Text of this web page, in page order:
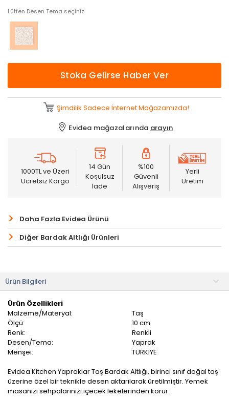
Lütfen Desen Tema seçiniz
Stoka Gelirse Haber Ver
Şimdilik Sadece İnternet Mağazamızda!
Evidea mağazalarında arayın
1000TL ve Üzeri
Ücretsiz Kargo
14 Gün
Koşulsuz
İade
%100
Güvenli
Alışveriş
Yerli
Üretim
Daha Fazla Evidea Ürünü
Diğer Bardak Altlığı Ürünleri
Ürün Bilgileri
Ürün Özellikleri
Malzeme/Materyal:
Taş
Ölçü:
10 cm
Renk:
Renkli
Desen/Tema:
Yaprak
Menşei:
TÜRKİYE
Evidea Kitchen Yapraklar Taş Bardak Altlığı, birinci sınıf doğal taş
üzerine özel bir teknikle desen aktarılarak üretilmiştir. Yemek
masanızı sehpalarınızı içecek lekelerinden korur.